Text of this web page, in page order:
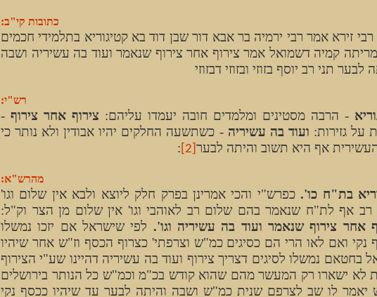
כתובות קי"ב:
זירא אמר רבי ירמיה בר אבא דור שבן דוד בא קטיגוריא בתלמידי חכמים
קמיה דשמואל אמר צירוף אחר צירוף שנאמר ועוד בה עשיריה ושבה
לבער תני רב יוסף בזוזי ובזוזי דבזוזי
רש"י:
- הרבה מסטינים ומלמדים חובה יעמדו עליהם: צירוף אחר צירוף -
על גזירות: ועוד בה עשיריה - כשתשעה החלקים יהיו אבודין ולא נותר כי
אף היא תשוב והיתה לבער [2]
:
מהרש"א:
בת"ח כו'.כפרש"י והכי אמרינן בפרק חלק ליוצא ולבא אין שלום וגו'
אף לת"ח שנאמר בהם שלום רב לאוהבי וגו' אין שלום מן הצר וק"ל:
אחר צירוף שנאמר ועוד בה עשיריה וגו'. לפי שישראל אם יזכו נמשלו
נקי ואם לאו הרי הם כסיגים כמ"ש וצרפתי' כצרוף הכסף וז"ש אחר שיהיו
בחטאם נמשלו לסיגים דצריך צירוף ועוד בה עשיריה דהיינו שע"י הצירוף
לא ישארו רק המעשר מהם שהוא קודש בכ"מ וכמ"ש כל הנותר בירושלים
יאמר לו שב לצרפם שנית כמ"ש ושבה והיתה לבער עד שיהיו ככסף נקי